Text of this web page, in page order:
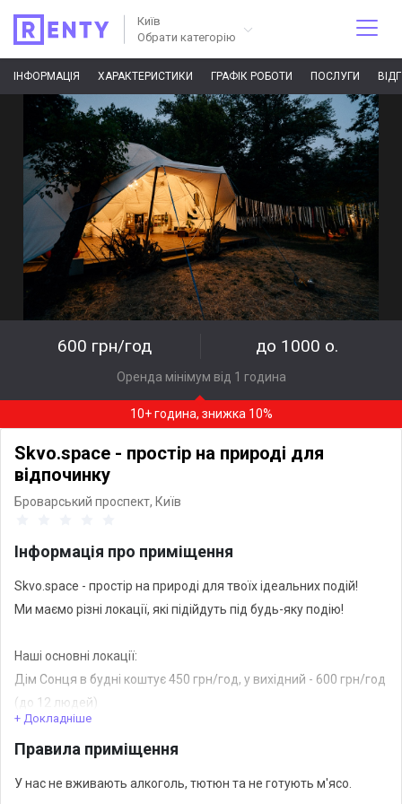
Київ
Обрати категорію
ІНФОРМАЦІЯ ХАРАКТЕРИСТИКИ ГРАФІК РОБОТИ ПОСЛУГИ
600 грн/год до 1000 о.
Оренда мінімум від 1 година
10+ година, знижка 10%
Skvo.space - простір на природі для
відпочинку
Броварський проспект, Київ
Інформація про приміщення
Skvo.space - простір на природі для твоїх ідеальних подій!
Ми маємо різні локації, які підійдуть під будь-яку подію!
Наші основні локації:
Дім Сонця в будні коштує 450 грн/год, у вихідний - 600 грн/год
(до 12 людей)
ХоллаБудда в будній день коштує 350 грн/год, у вихідний -
450 грн/год (до 6 людей)
+ Докладніше
Правила приміщення
У нас не вживають алкоголь, тютюн та не готують м'ясо.